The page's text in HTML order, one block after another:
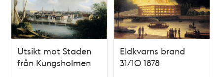
Utsikt mot Staden
från Kungsholmen
Eldkvarns brand
31/10 1878